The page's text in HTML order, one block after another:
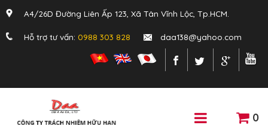
A4/26D Đường Liên Ấp 123, Xã Tân Vĩnh Lộc, Tp.HCM.
Hỗ trợ tư vấn: 0988 303 828 daa138@yahoo.com
0